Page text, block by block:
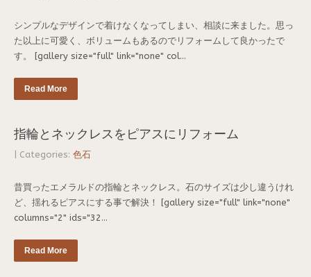
シンプルなデザインで着けなくなってしまい、相談に来ました。思っ
た以上に可愛く、ボリュームもあるのでリフォームして良かったで
す。 [gallery size="full" link="none" col...
Read More
指輪とネックレスをピアスにリフォーム
| Categories: 色石
昔買ったエメラルドの指輪とネックレス。石のサイズは少し違うけれ
ど、揺れるピアスにする事で解決！ [gallery size="full" link="none"
columns="2" ids="32...
Read More